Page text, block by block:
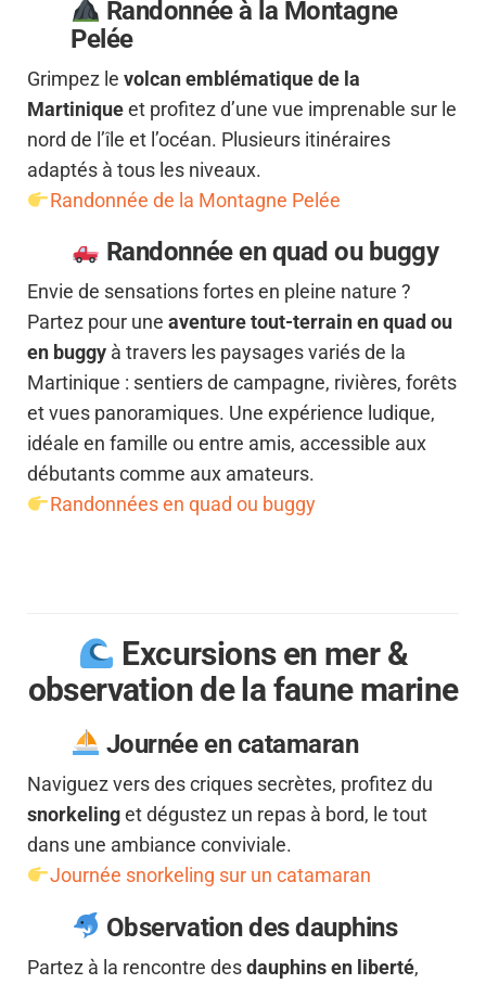
Randonnéeà la Montagne
Pelée
Grimpez le volcan emblématique de la
Martiniqueet profitez d’une vue imprenable sur le
nord de l’île et l’océan. Plusieurs itinéraires
adaptés à tous les niveaux.
Randonnée de la Montagne Pelée
Randonnée en quad ou buggy
Envie de sensations fortes en pleine nature ?
Partez pour une aventure tout-terrain en quad ou
en buggy à travers les paysages variés de la
Martinique : sentiers de campagne, rivières, forêts
et vues panoramiques. Une expérience ludique,
idéale en famille ou entre amis, accessible aux
débutants comme aux amateurs.
Randonnées en quad ou buggy
Excursions en mer &
observation de la faune marine
Journée en catamaran
Naviguez vers des criques secrètes, profitez du
snorkelinget dégustez un repas à bord, le tout
dans une ambiance conviviale.
Journée snorkeling sur un catamaran
Observation des dauphins
Partez à la rencontre desdauphins en liberté,